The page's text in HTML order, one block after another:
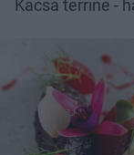
Kacsa terrine -